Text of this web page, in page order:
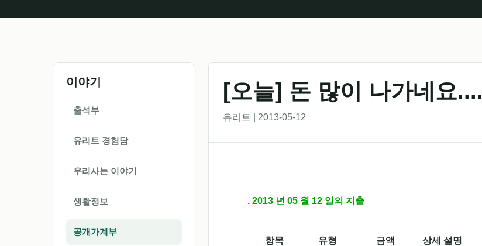
이야기
출석부
유리트 경험담
우리사는 이야기
생활정보
공개가계부
[오늘] 돈 많이 나가네요....
유리트 | 2013-05-12
. 2013 년 05 월 12 일의 지출
항목 유형 금액 상세 설명